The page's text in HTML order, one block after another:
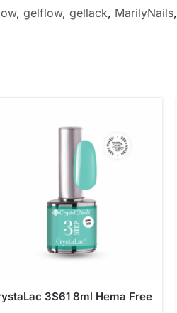
,gelflow,gellack, MarilyNails,
3S61 8ml Hema Free